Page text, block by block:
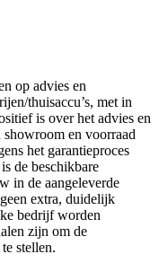
op advies en
thuisaccu’s, met in
is over het advies en
en voorraad
het garantieproces
de beschikbare
in de aangeleverde
extra, duidelijk
bedrijf worden
zijn om de
stellen.